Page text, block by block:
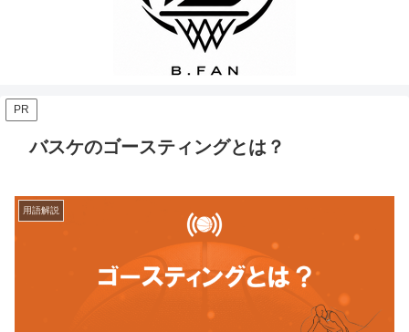
PR
バスケのゴースティングとは？
用語解説